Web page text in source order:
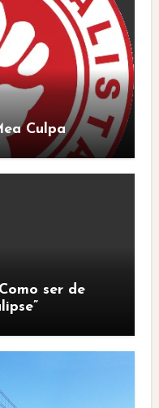
Culpa
ser de